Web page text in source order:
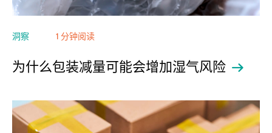
洞察 1 分钟阅读
为什么包装减量可能会增加湿气风险